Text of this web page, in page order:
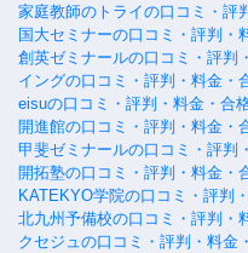
家庭教師のトライの口コミ・評
国大セミナーの口コミ・評判・
創英ゼミナールの口コミ・評判
イングの口コミ・評判・料金・
eisuの口コミ・評判・料金・合
開進館の口コミ・評判・料金・
甲斐ゼミナールの口コミ・評判
開拓塾の口コミ・評判・料金・
KATEKYO学院の口コミ・評判
北九州予備校の口コミ・評判・
クセジュの口コミ・評判・料金